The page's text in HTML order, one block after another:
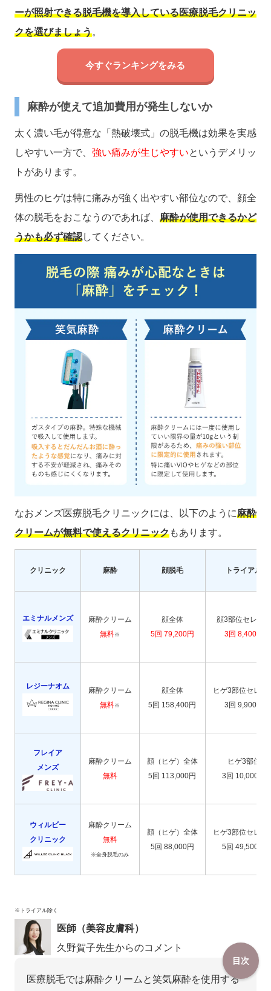
ーが照射できる脱毛機を導入している医療脱毛クリニッ
クを選びましょう。
今すぐランキングをみる
麻酔が使えて追加費用が発生しないか
太く濃い毛が得意な「熱破壊式」の脱毛機は効果を実感
しやすい一方で、 強い痛みが生じやすいというデメリッ
トがあります。
男性のヒゲは特に痛みが強く出やすい部位なので、顔全
体の脱毛をおこなうのであれば、 麻酔が使用できるかど
うかも必ず確認してください。
なおメンズ医療脱毛クリニックには、以下のように麻酔
クリームが無料で使えるクリニックもあります。
クリニック 麻酔 顔脱毛 トライアル
エミナルメンズ
麻酔クリーム
無料※
顔全体
5回 79,200円
顔3部位セレクト
3回 8,400円
レジーナオム
麻酔クリーム
無料※
顔全体
5回 158,400円
ヒゲ3部位セレク
3回 9,900円
フレイア
メンズ
麻酔クリーム
無料
顔（ヒゲ）全体
5回 113,000円
ヒゲ3部位
3回 10,000円
ウィルビー
クリニック
麻酔クリーム
無料
※全身脱毛のみ
顔（ヒゲ）全体
5回 88,000円
ヒゲ3部位セレク
5回 49,500円
※トライアル除く
医師（美容皮膚科）
久野賀子先生からのコメント
医療脱毛では麻酔クリームと笑気麻酔を使用する
目次